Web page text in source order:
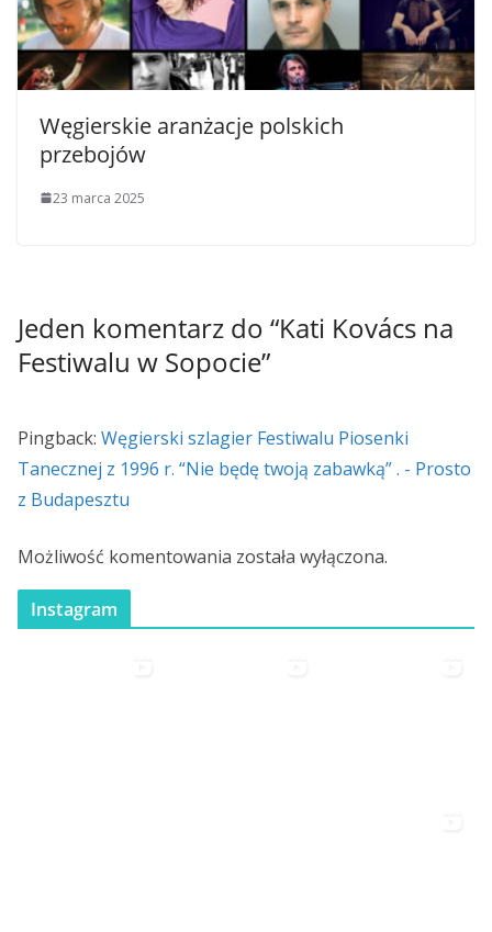
Węgierskie aranżacje polskich
przebojów
23 marca 2025
Jeden komentarz do “Kati Kovács na
Festiwalu w Sopocie”
Pingback: Węgierski szlagier Festiwalu Piosenki
Tanecznej z 1996 r. “Nie będę twoją zabawką” . - Prosto
z Budapesztu
Możliwość komentowania została wyłączona.
Instagram